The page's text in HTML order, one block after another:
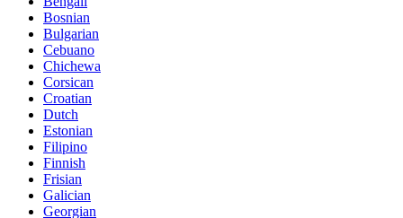
Bosnian
Bulgarian
Cebuano
Chichewa
Corsican
Croatian
Dutch
Estonian
Filipino
Finnish
Frisian
Galician
Georgian